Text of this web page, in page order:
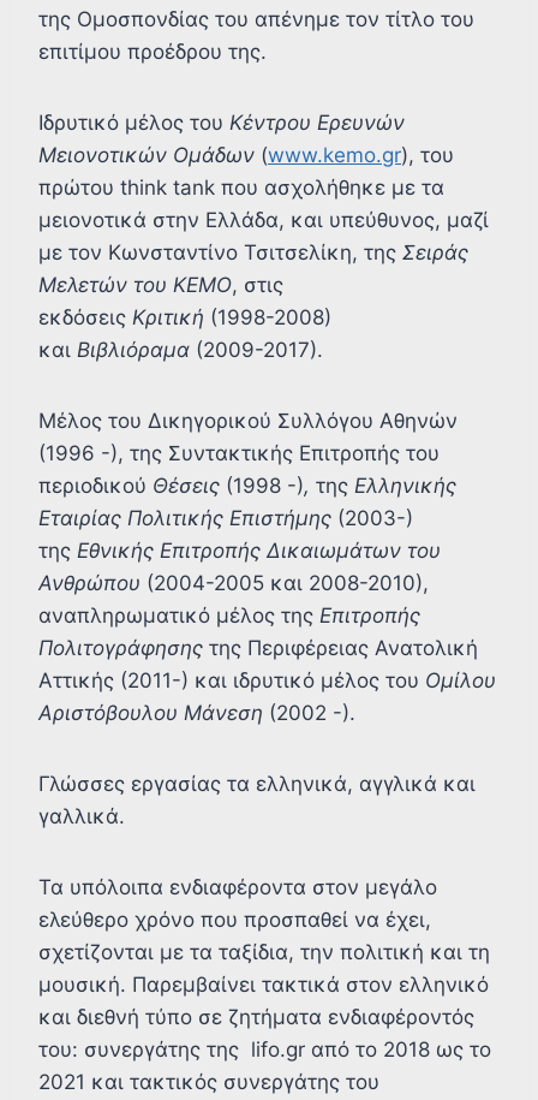
της Ομοσπονδίας του απένημε τον τίτλο του
επιτίμου προέδρου της.
Ιδρυτικό μέλος του Κέντρου Ερευνών
Μειονοτικών Ομάδων (www.kemo.gr), του
πρώτου think tank που ασχολήθηκε με τα
μειονοτικά στην Ελλάδα, και υπεύθυνος, μαζί
με τον Κωνσταντίνο Τσιτσελίκη, της Σειράς
Μελετών του ΚΕΜΟ, στις
εκδόσεις Κριτική (1998-2008)
και Βιβλιόραμα (2009-2017).
Μέλος του Δικηγορικού Συλλόγου Αθηνών
(1996 -), της Συντακτικής Επιτροπής του
περιοδικού Θέσεις (1998 -), της Ελληνικής
Εταιρίας Πολιτικής Επιστήμης (2003-)
της Εθνικής Επιτροπής Δικαιωμάτων του
Ανθρώπου (2004-2005 και 2008-2010),
αναπληρωματικό μέλος της Επιτροπής
Πολιτογράφησης της Περιφέρειας Ανατολική
Αττικής (2011-) και ιδρυτικό μέλος του Ομίλου
Αριστόβουλου Μάνεση (2002 -).
Γλώσσες εργασίας τα ελληνικά, αγγλικά και
γαλλικά.
Τα υπόλοιπα ενδιαφέροντα στον μεγάλο
ελεύθερο χρόνο που προσπαθεί να έχει,
σχετίζονται με τα ταξίδια, την πολιτική και τη
μουσική. Παρεμβαίνει τακτικά στον ελληνικό
και διεθνή τύπο σε ζητήματα ενδιαφέροντός
του: συνεργάτης της lifo.gr από το 2018 ως το
2021 και τακτικός συνεργάτης του